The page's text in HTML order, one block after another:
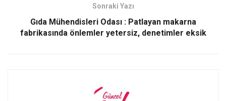
Sonraki Yazı
Gıda Mühendisleri Odası : Patlayan makarna
fabrikasında önlemler yetersiz, denetimler eksik